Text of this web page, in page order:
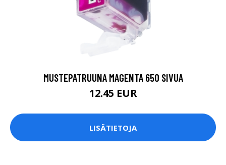
MUSTEPATRUUNA MAGENTA 650 SIVUA
12.45 EUR
LISÄTIETOJA